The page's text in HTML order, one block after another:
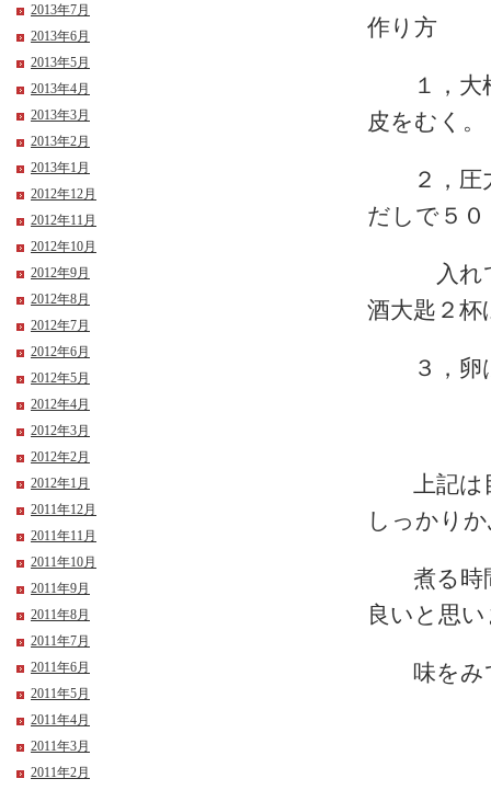
作り方
１，大根
皮をむく。
２，圧力
だしで５
入れて煮
酒大匙２
３，卵は
上記は目
しっかり
煮る時間
良いと思
味をみて
2013年7月
2013年6月
2013年5月
2013年4月
2013年3月
2013年2月
2013年1月
2012年12月
2012年11月
2012年10月
2012年9月
2012年8月
2012年7月
2012年6月
2012年5月
2012年4月
2012年3月
2012年2月
2012年1月
2011年12月
2011年11月
2011年10月
2011年9月
2011年8月
2011年7月
2011年6月
2011年5月
2011年4月
2011年3月
2011年2月